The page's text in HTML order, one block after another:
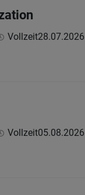
Vollzeit28.07.2026
Vollzeit05.08.2026